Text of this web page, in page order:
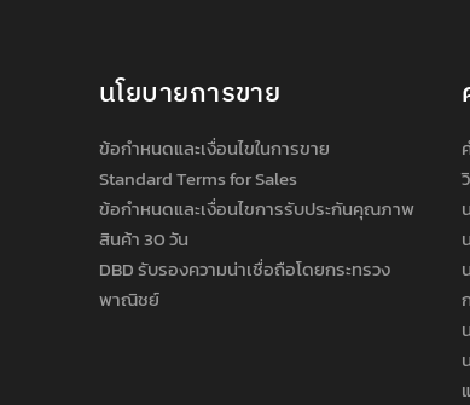
นโยบายการขาย
ข้อกำหนดและเงื่อนไขในการขาย
Standard Terms for Sales
ข้อกำหนดและเงื่อนไขการรับประกันคุณภาพ
สินค้า 30 วัน
DBD รับรองความน่าเชื่อถือโดยกระทรวง
พาณิชย์